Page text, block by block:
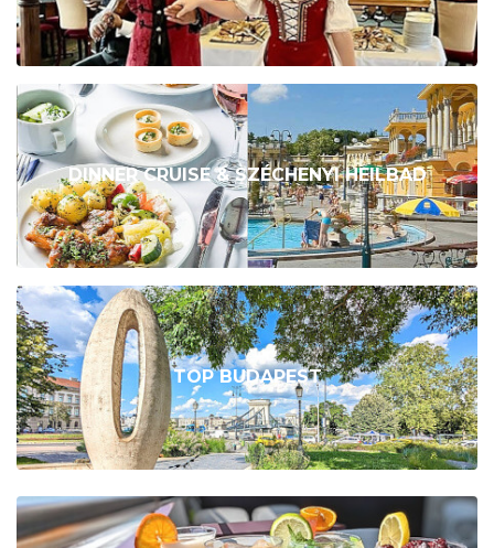
DINNER CRUISE & SZÉCHENYI HEILBAD
TOP BUDAPEST